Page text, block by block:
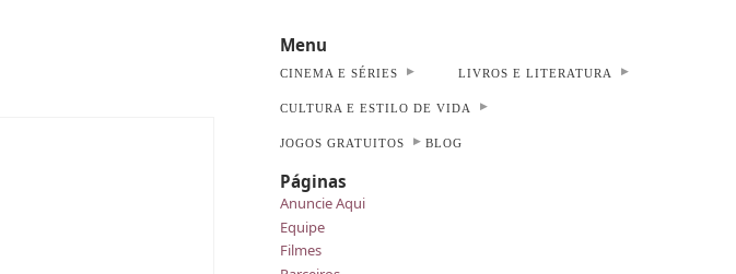
Menu
CINEMA E SÉRIES LIVROS E LITERATURA
CULTURA E ESTILO DE VIDA
JOGOS GRATUITOS BLOG
Páginas
Anuncie Aqui
Equipe
Filmes